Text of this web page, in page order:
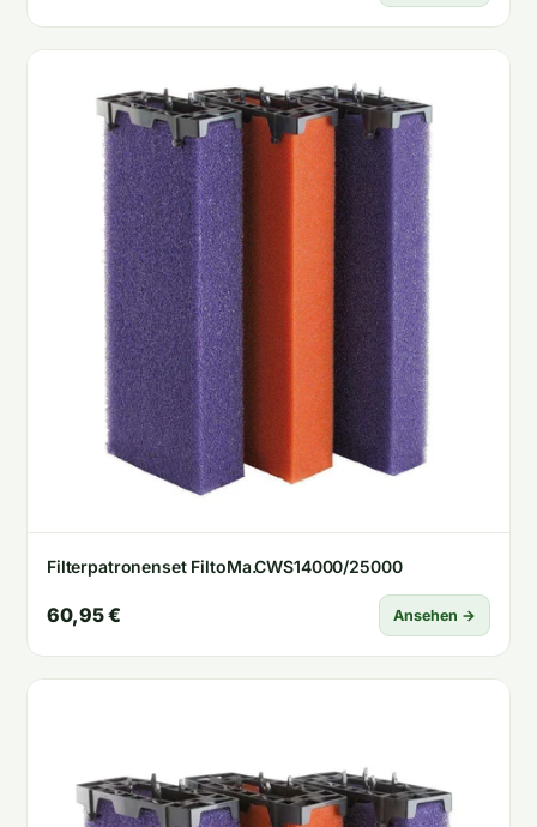
Filterpatronenset FiltoMa.CWS14000/25000
60,95 € Ansehen →